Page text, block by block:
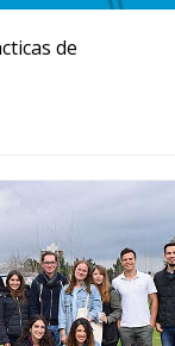
de